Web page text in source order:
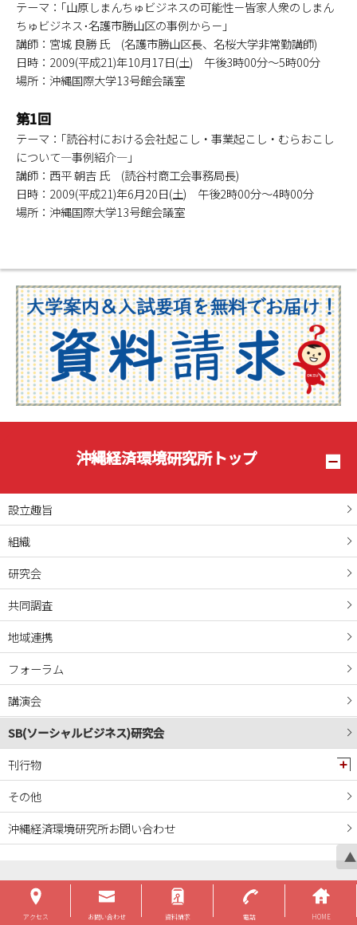
テーマ：｢山原しまんちゅビジネスの可能性－皆家人衆のしまん
ちゅビジネス･名護市勝山区の事例から－｣
講師：宮城 良勝 氏 (名護市勝山区長、名桜大学非常勤講師)
日時：2009(平成21)年10月17日(土) 午後3時00分～5時00分
場所：沖縄国際大学13号館会議室
第1回
テーマ：｢読谷村における会社起こし・事業起こし・むらおこし
について―事例紹介―｣
講師：西平 朝吉 氏 (読谷村商工会事務局長)
日時：2009(平成21)年6月20日(土) 午後2時00分～4時00分
場所：沖縄国際大学13号館会議室
沖縄経済環境研究所トップ
設立趣旨
組織
研究会
共同調査
地域連携
フォーラム
講演会
SB(ソーシャルビジネス)研究会
刊行物
その他
沖縄経済環境研究所お問い合わせ
▲
LINKS
アクセス お問い合わせ 資料請求 電話 HOME